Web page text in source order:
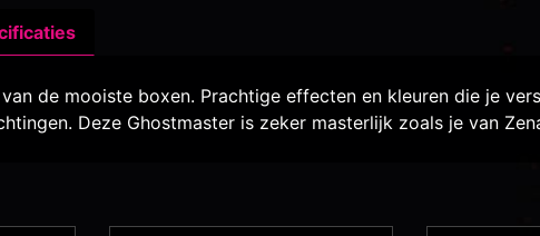
de mooiste boxen. Prachtige effecten en kleuren die je
Deze Ghostmaster is zeker masterlijk zoals je van